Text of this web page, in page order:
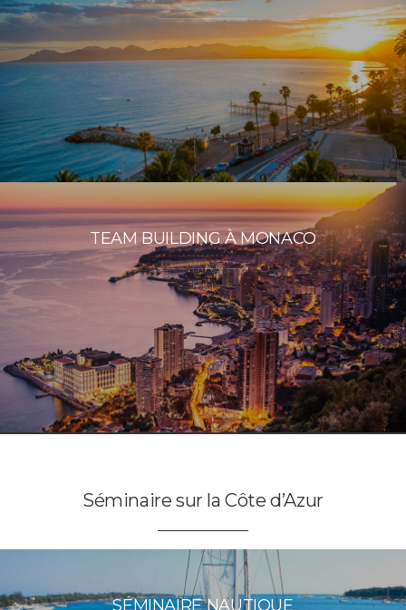
TEAM BUILDING À MONACO
Séminaire sur la Côte d’Azur
SÉMINAIRE NAUTIQUE